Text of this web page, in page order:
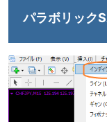
パラボリック